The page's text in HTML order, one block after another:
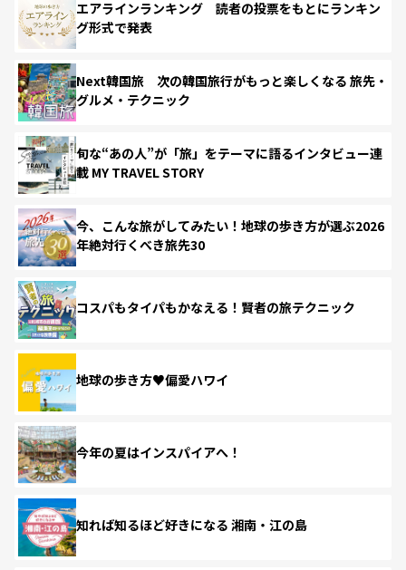
エアラインランキング 読者の投票をもとにランキン
グ形式で発表
Next韓国旅 次の韓国旅行がもっと楽しくなる 旅先・
グルメ・テクニック
旬な“あの人”が「旅」をテーマに語るインタビュー連
載 MY TRAVEL STORY
今、こんな旅がしてみたい！地球の歩き方が選ぶ2026
年絶対行くべき旅先30
コスパもタイパもかなえる！賢者の旅テクニック
地球の歩き方♥偏愛ハワイ
今年の夏はインスパイアへ！
知れば知るほど好きになる 湘南・江の島